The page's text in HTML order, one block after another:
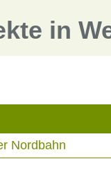
in
Nordbahn